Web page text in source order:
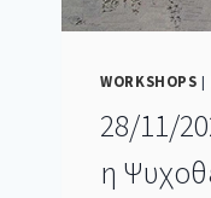
WORKSHOPS |
28/11/
η